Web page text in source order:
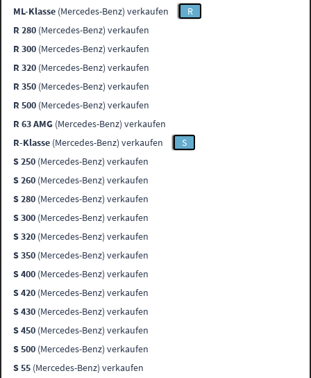
ML-Klasse (Mercedes-Benz) verkaufen
R
R 280 (Mercedes-Benz) verkaufen
R 300 (Mercedes-Benz) verkaufen
R 320 (Mercedes-Benz) verkaufen
R 350 (Mercedes-Benz) verkaufen
R 500 (Mercedes-Benz) verkaufen
R 63 AMG (Mercedes-Benz) verkaufen
R-Klasse (Mercedes-Benz) verkaufen
S
S 250 (Mercedes-Benz) verkaufen
S 260 (Mercedes-Benz) verkaufen
S 280 (Mercedes-Benz) verkaufen
S 300 (Mercedes-Benz) verkaufen
S 320 (Mercedes-Benz) verkaufen
S 350 (Mercedes-Benz) verkaufen
S 400 (Mercedes-Benz) verkaufen
S 420 (Mercedes-Benz) verkaufen
S 430 (Mercedes-Benz) verkaufen
S 450 (Mercedes-Benz) verkaufen
S 500 (Mercedes-Benz) verkaufen
S 55 (Mercedes-Benz) verkaufen